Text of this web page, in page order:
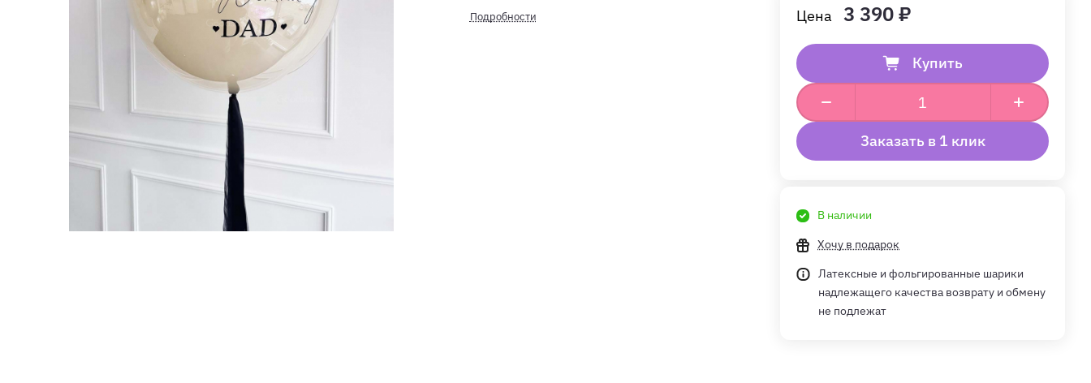
Подробности 3 390 ₽
Купить
Заказать в 1 клик
В наличии
Хочу в подарок
Латексные и фольгированные шарики
надлежащего качества возврату и обмену
не подлежат